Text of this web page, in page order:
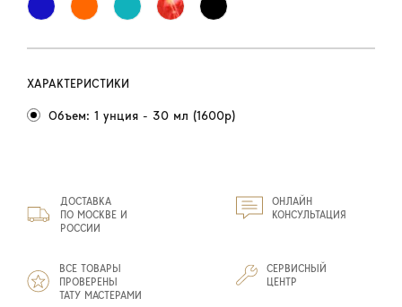
ХАРАКТЕРИСТИКИ
Объем: 1 унция - 30 мл (1600р)
ДОСТАВКА
ПО МОСКВЕ И
РОССИИ
ОНЛАЙН
КОНСУЛЬТАЦИЯ
ВСЕ ТОВАРЫ
ПРОВЕРЕНЫ
ТАТУ МАСТЕРАМИ
СЕРВИСНЫЙ
ЦЕНТР